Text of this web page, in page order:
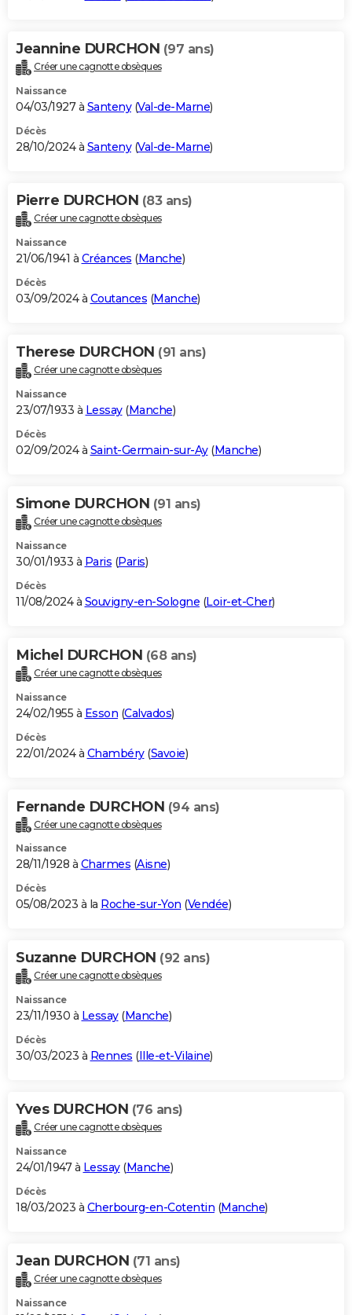
Jeannine DURCHON (97 ans)
Créer une cagnotte obsèques
Naissance
04/03/1927 à Santeny(Val-de-Marne)
Décès
28/10/2024 à Santeny(Val-de-Marne)
Pierre DURCHON (83 ans)
Créer une cagnotte obsèques
Naissance
21/06/1941 à Créances (Manche)
Décès
03/09/2024 à Coutances (Manche)
Therese DURCHON (91 ans)
Créer une cagnotte obsèques
Naissance
23/07/1933 à Lessay(Manche)
Décès
02/09/2024 à Saint-Germain-sur-Ay(Manche)
Simone DURCHON (91 ans)
Créer une cagnotte obsèques
Naissance
30/01/1933 à Paris (Paris)
Décès
11/08/2024 à Souvigny-en-Sologne (Loir-et-Cher)
Michel DURCHON (68 ans)
Créer une cagnotte obsèques
Naissance
24/02/1955 à Esson (Calvados)
Décès
22/01/2024 à Chambéry(Savoie)
Fernande DURCHON (94 ans)
Créer une cagnotte obsèques
Naissance
28/11/1928 à Charmes (Aisne)
Décès
05/08/2023 à la Roche-sur-Yon (Vendée)
Suzanne DURCHON (92 ans)
Créer une cagnotte obsèques
Naissance
23/11/1930 à Lessay(Manche)
Décès
30/03/2023 à Rennes (Ille-et-Vilaine)
Yves DURCHON (76 ans)
Créer une cagnotte obsèques
Naissance
24/01/1947 à Lessay(Manche)
Décès
18/03/2023 à Cherbourg-en-Cotentin (Manche)
Jean DURCHON (71 ans)
Créer une cagnotte obsèques
Naissance